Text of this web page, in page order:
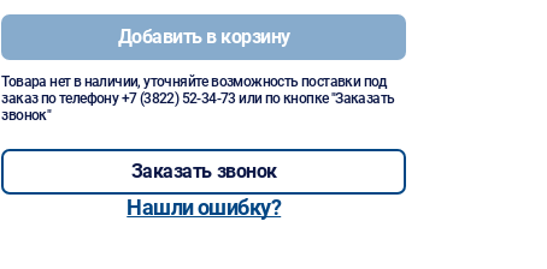
Добавить в корзину
Товара нет в наличии, уточняйте возможность поставки под
заказ по телефону+7 (3822) 52-34-73 или по кнопке "Заказать
звонок"
Заказать звонок
Нашли ошибку?